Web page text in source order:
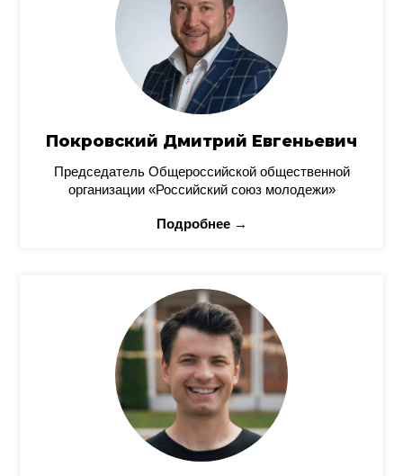
Покровский Дмитрий Евгеньевич
Председатель Общероссийской общественной
организации «Российский союз молодежи»
Подробнее →